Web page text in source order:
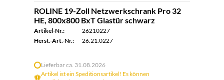
ROLINE 19-Zoll Netzwerkschrank Pro 32
HE, 800x800 BxT Glastür schwarz
Artikel-Nr.:
26210227
Herst.-Art.-Nr.:
26.21.0227
Lieferbar ca. 31.08.2026
Artikel ist ein Speditionsartikel! Es können